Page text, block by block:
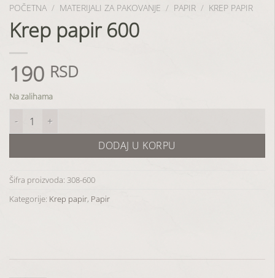
POČETNA / MATERIJALI ZA PAKOVANJE / PAPIR / KREP PAPIR
Krep papir 600
190 RSD
Na zalihama
Krep papir 600 količina
DODAJ U KORPU
Šifra proizvoda: 308-600
Kategorije: Krep papir, Papir